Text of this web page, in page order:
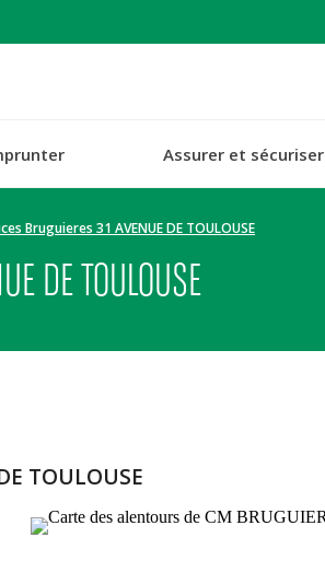
Assurer et sécuriser
Bruguieres 31 AVENUE DE TOULOUSE
DE TOULOUSE
TOULOUSE